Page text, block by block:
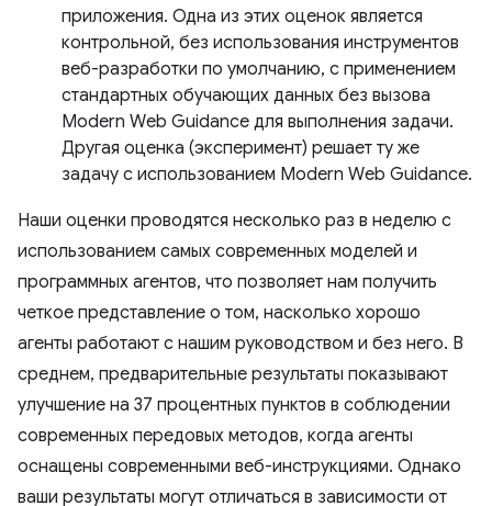
приложения. Одна из этих оценок является
контрольной, без использования инструментов
веб-разработки по умолчанию, с применением
стандартных обучающих данных без вызова
Modern Web Guidance для выполнения задачи.
Другая оценка (эксперимент) решает ту же
задачу с использованием Modern Web Guidance.
Наши оценки проводятся несколько раз в неделю с
использованием самых современных моделей и
программных агентов, что позволяет нам получить
четкое представление о том, насколько хорошо
агенты работают с нашим руководством и без него. В
среднем, предварительные результаты показывают
улучшение на 37 процентных пунктов в соблюдении
современных передовых методов, когда агенты
оснащены современными веб-инструкциями. Однако
ваши результаты могут отличаться в зависимости от